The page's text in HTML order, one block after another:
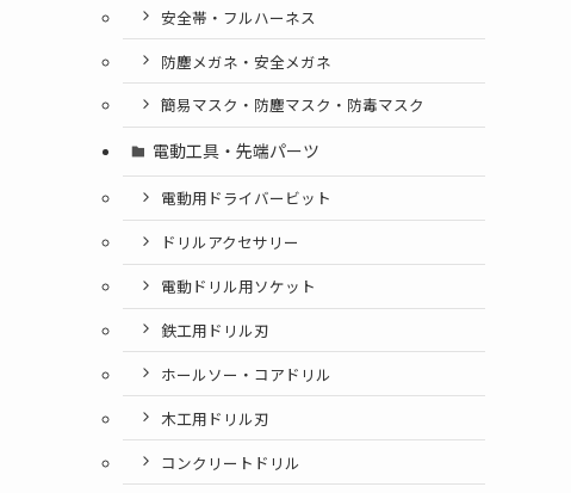
安全帯・フルハーネス
防塵メガネ・安全メガネ
簡易マスク・防塵マスク・防毒マスク
電動工具・先端パーツ
電動用ドライバービット
ドリルアクセサリー
電動ドリル用ソケット
鉄工用ドリル刃
ホールソー・コアドリル
木工用ドリル刃
コンクリートドリル